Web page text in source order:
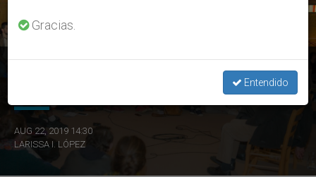
AUG 22, 2019 14:30
LARISSA I. LÓPEZ
Gracias.
Entendido